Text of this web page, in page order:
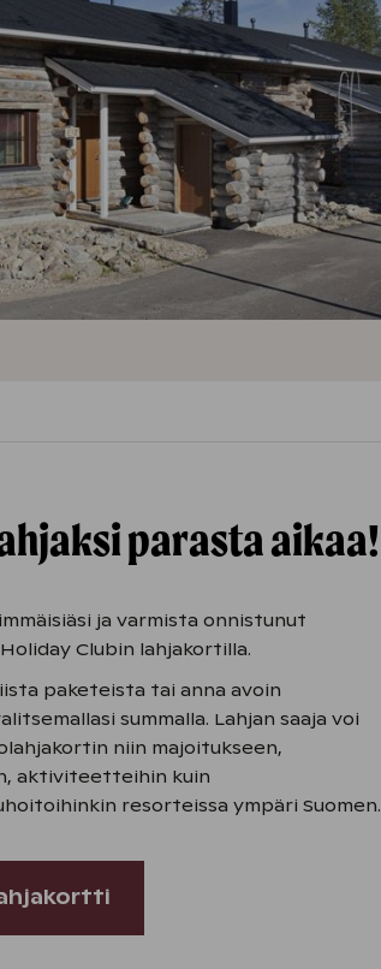
parasta aikaa!
ja varmista onnistunut
Clubin lahjakortilla.
paketeista tai anna avoin
summalla. Lahjan saaja voi
niin majoitukseen,
aktiviteetteihin kuin
resorteissa ympäri Suomen.